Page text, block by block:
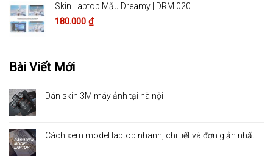
Skin Laptop Mẫu Dreamy | DRM 020
180.000 ₫
Bài Viết Mới
Dán skin 3M máy ảnh tại hà nội
Cách xem model laptop nhanh, chi tiết và đơn giản nhất